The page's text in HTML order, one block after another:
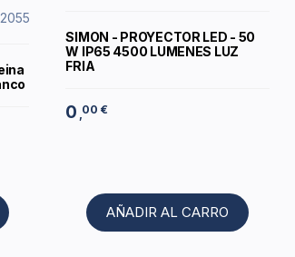
SIMON - PROYECTOR LED - 50
W IP65 4500 LUMENES LUZ
FRIA
0 ,00 €
AÑADIR AL CARRO